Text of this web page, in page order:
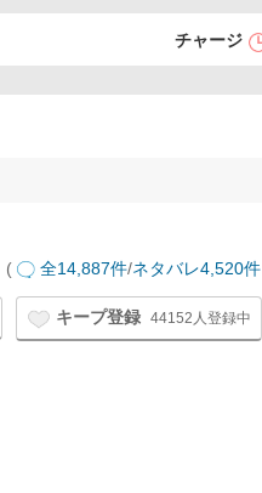
チャージ
( 全14,887件/ネタバレ4,520件
キープ登録 44152人登録中